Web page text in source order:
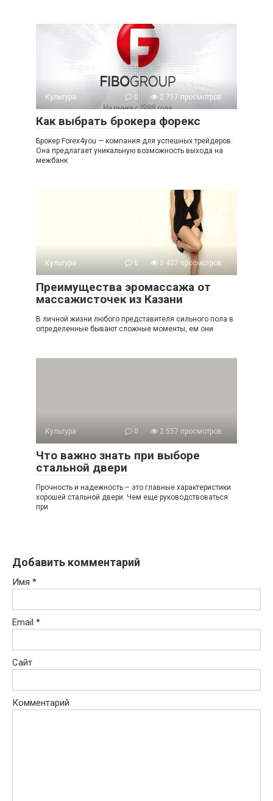
Культура 0 2 717 просмотров
Как выбрать брокера форекс
Брокер Forex4you — компания для успешных трейдеров.
Она предлагает уникальную возможность выхода на
межбанк
Культура 0 3 437 просмотров
Преимущества эромассажа от
массажисточек из Казани
В личной жизни любого представителя сильного пола в
определенные бывают сложные моменты, ем они
Культура 0 2 557 просмотров
Что важно знать при выборе
стальной двери
Прочность и надежность – это главные характеристики
хорошей стальной двери. Чем еще руководствоваться
при
Добавить комментарий
Имя *
Email *
Сайт
Комментарий